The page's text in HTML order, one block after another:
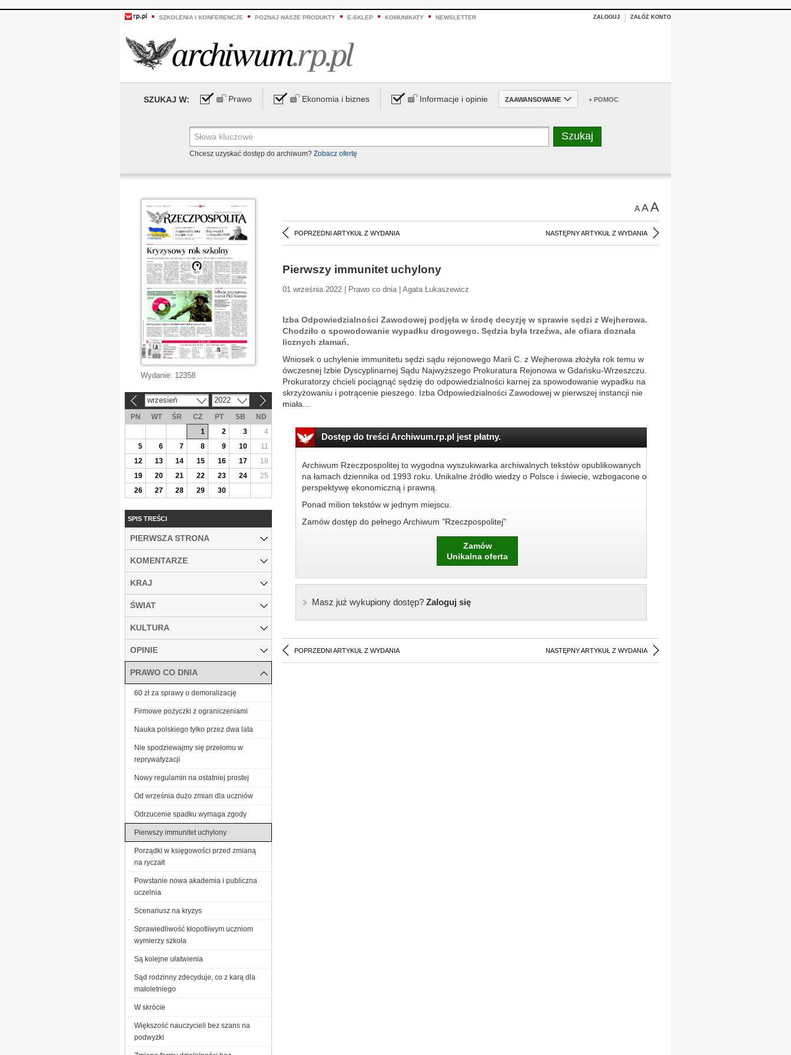
SZKOLENIA I KONFERENCJE POZNAJ NASZE PRODUKTY E-SKLEP KOMUNIKATY NEWSLETTER ZALOGUJ ZAŁÓŻ KONTO
SZUKAJ W: Prawo Ekonomia i biznes Informacje i opinie ZAAWANSOWANE + POMOC
Chcesz uzyskać dostęp do archiwum? Zobacz ofertę
AAA
POPRZEDNI ARTYKUŁ Z WYDANIA NASTĘPNY ARTYKUŁ Z WYDANIA
Pierwszy immunitet uchylony
01 września 2022 | Prawo co dnia | Agata Łukaszewicz
Izba Odpowiedzialności Zawodowej podjęła w środę decyzję w sprawie sędzi z Wejherowa.
Chodziło o spowodowanie wypadku drogowego. Sędzia była trzeźwa, ale ofiara doznała
licznych złamań.
Wniosek o uchylenie immunitetu sędzi sądu rejonowego Marii C. z Wejherowa złożyła rok temu w
ówczesnej Izbie Dyscyplinarnej Sądu Najwyższego Prokuratura Rejonowa w Gdańsku-Wrzeszczu.
Prokuratorzy chcieli pociągnąć sędzię do odpowiedzialności karnej za spowodowanie wypadku na
skrzyżowaniu i potrącenie pieszego. Izba Odpowiedzialności Zawodowej w pierwszej instancji nie
miała...
Dostęp do treści Archiwum.rp.pl jest płatny.
Archiwum Rzeczpospolitej to wygodna wyszukiwarka archiwalnych tekstów opublikowanych
na łamach dziennika od 1993 roku. Unikalne źródło wiedzy o Polsce i świecie, wzbogacone o
perspektywę ekonomiczną i prawną.
Ponad milion tekstów w jednym miejscu.
Zamów dostęp do pełnego Archiwum "Rzeczpospolitej"
Zamów
Unikalna oferta
Masz już wykupiony dostęp?Zaloguj się
POPRZEDNI ARTYKUŁ Z WYDANIA NASTĘPNY ARTYKUŁ Z WYDANIA
Wydanie: 12358
wrzesień 2022
PN WT ŚR CZ PT SB
ND
1
2 3
4
5
6 7 8 9 10
11
12
13 14 15 16 17
18
19
20 21 22 23 24
25
26
27 28 29 30
SPIS TREŚCI
PIERWSZA STRONA
KOMENTARZE
KRAJ
ŚWIAT
KULTURA
OPINIE
PRAWO CO DNIA
60 zł za sprawy o demoralizację
Firmowe pożyczki z ograniczeniami
Nauka polskiego tylko przez dwa lata
Nie spodziewajmy się przełomu w
reprywatyzacji
Nowy regulamin na ostatniej prostej
Od września dużo zmian dla uczniów
Odrzucenie spadku wymaga zgody
Pierwszy immunitet uchylony
Porządki w księgowości przed zmianą
na ryczałt
Powstanie nowa akademia i publiczna
uczelnia
Scenariusz na kryzys
Sprawiedliwość kłopotliwym uczniom
wymierzy szkoła
Są kolejne ułatwienia
Sąd rodzinny zdecyduje, co z karą dla
małoletniego
W skrócie
Większość nauczycieli bez szans na
podwyżki